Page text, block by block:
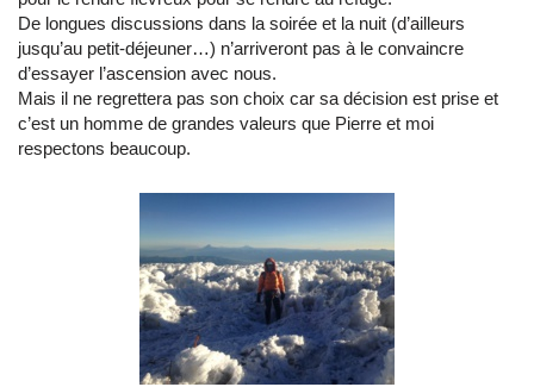
De longues discussions dans la soirée et la nuit (d’ailleurs
jusqu’au petit-déjeuner…) n’arriveront pas à le convaincre
d’essayer l’ascension avec nous.
Mais il ne regrettera pas son choix car sa décision est prise et
c’est un homme de grandes valeurs que Pierre et moi
respectons beaucoup.